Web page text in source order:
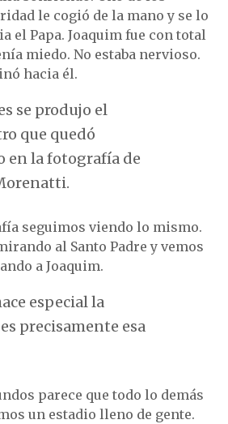
le cogió de la mano y se lo
el Papa. Joaquim fue con total
miedo. No estaba nervioso.
hacia él.
se produjo el
que quedó
en la fotografía de
seguimos viendo lo mismo.
al Santo Padre y vemos
a Joaquim.
especial la
precisamente esa
parece que todo lo demás
un estadio lleno de gente.